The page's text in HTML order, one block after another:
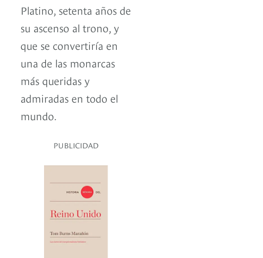
Platino, setenta años de
su ascenso al trono, y
que se convertiría en
una de las monarcas
más queridas y
admiradas en todo el
mundo.
PUBLICIDAD